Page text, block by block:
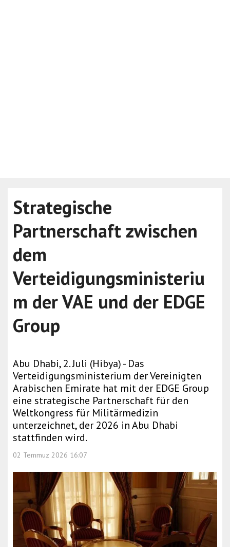
Strategische
Partnerschaft zwischen
dem
Verteidigungsministeriu
m der VAE und der EDGE
Group
Abu Dhabi, 2. Juli (Hibya) - Das
Verteidigungsministerium der Vereinigten
Arabischen Emirate hat mit der EDGE Group
eine strategische Partnerschaft für den
Weltkongress für Militärmedizin
unterzeichnet, der 2026 in Abu Dhabi
stattfinden wird.
02 Temmuz 2026 16:07